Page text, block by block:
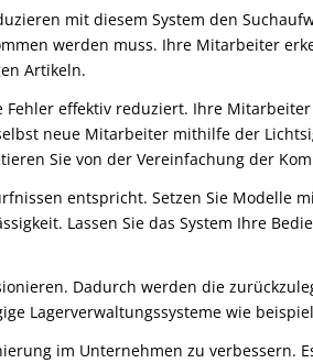
mit diesem System den
werden muss. Ihre Mitarbeiter
Artikeln.
effektiv reduziert. Ihre
neue Mitarbeiter mithilfe der
Sie von der Vereinfachung der
entspricht. Setzen Sie Modelle
Lassen Sie das System Ihre
Dadurch werden die
Lagerverwaltungssysteme wie
im Unternehmen zu verbessern.